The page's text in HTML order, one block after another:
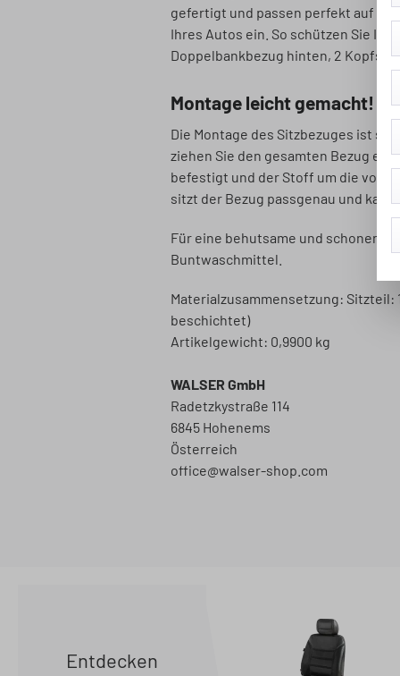
gefertigt und passen perfekt auf
Ihres Autos ein. So schützen Sie
Doppelbankbezug hinten, 2
Montage leicht gemacht!
Die Montage des Sitzbezuges ist
ziehen Sie den gesamten Bezug
befestigt und der Stoff um die
sitzt der Bezug passgenau und
Für eine behutsame und
Buntwaschmittel.
Materialzusammensetzung:
beschichtet)
Artikelgewicht: 0,9900 kg
WALSER GmbH
Radetzkystraße 114
6845 Hohenems
Österreich
office@walser-shop.com
Entdecken